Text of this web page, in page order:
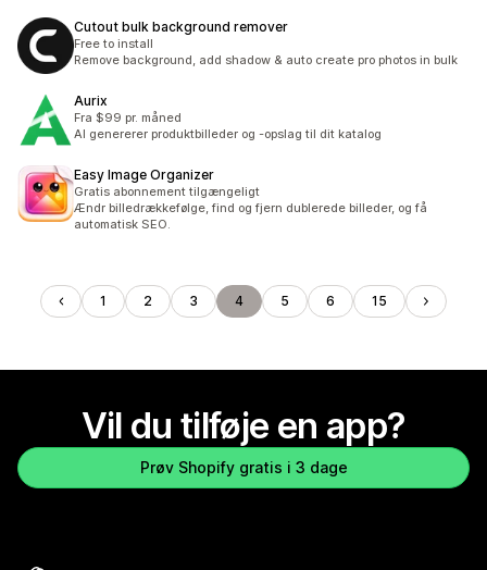
Cutout bulk background remover
Free to install
Remove background, add shadow & auto create pro photos in bulk
Aurix
Fra $99 pr. måned
AI genererer produktbilleder og -opslag til dit katalog
Easy Image Organizer
Gratis abonnement tilgængeligt
Ændr billedrækkefølge, find og fjern dublerede billeder, og få
automatisk SEO.
1 2 3 4 5 6 15
Vil du tilføje en app?
Prøv Shopify gratis i 3 dage